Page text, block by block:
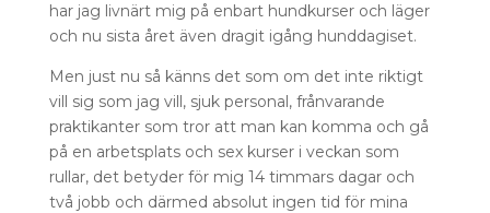
har jag livnärt mig på enbart hundkurser och läger
och nu sista året även dragit igång hunddagiset.
Men just nu så känns det som om det inte riktigt
vill sig som jag vill, sjuk personal, frånvarande
praktikanter som tror att man kan komma och gå
på en arbetsplats och sex kurser i veckan som
rullar, det betyder för mig 14 timmars dagar och
två jobb och därmed absolut ingen tid för mina